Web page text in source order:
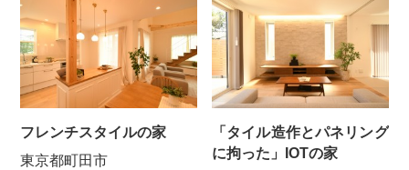
フレンチスタイルの家
東京都町田市
「タイル造作とパネリング
に拘った」IOTの家